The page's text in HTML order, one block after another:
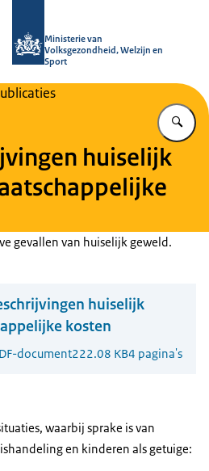
Ministerie van
Volksgezondheid, Welzijn en
Sport
huiselijk
gevallen van huiselijk geweld.
huiselijk
kosten
document222.08 KB4 pagina's
waarbij sprake is van
en kinderen als getuige: